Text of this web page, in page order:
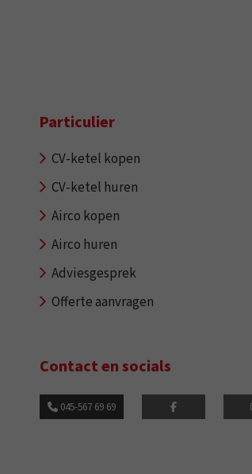
Particulier
CV-ketel kopen
CV-ketel huren
Airco kopen
Airco huren
Adviesgesprek
Offerte aanvragen
Contact en socials
045-567 69 69